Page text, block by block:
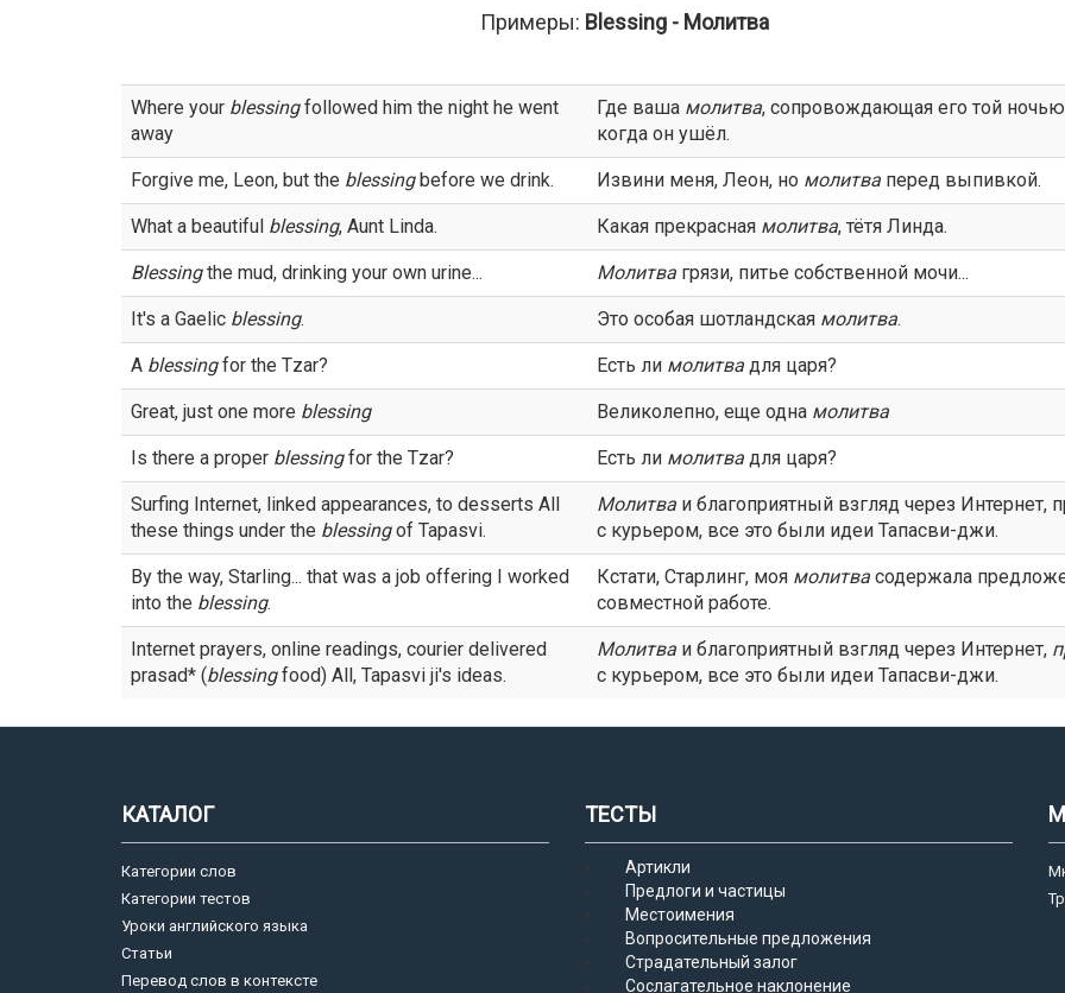
Примеры: Blessing - Молитва
Where your blessingfollowed him the night he went
away
Где ваша молитва, сопровождающая его той
когда он ушёл.
Forgive me, Leon, but the blessingbefore we drink. Извини меня, Леон, но молитва перед выпивкой.
What a beautiful blessing, Aunt Linda. Какая прекрасная молитва, тётя Линда.
Blessingthe mud, drinking your own urine... Молитва грязи, питье собственной мочи...
It's a Gaelic blessing. Это особая шотландская молитва.
A blessingfor the Tzar? Есть ли молитва для царя?
Great, just one more blessing Великолепно, еще одна молитва
Is there a proper blessingfor the Tzar? Есть ли молитва для царя?
Surfing Internet, linked appearances, to desserts All
these things under the blessingof Tapasvi.
Молитва и благоприятный взгляд через Интернет,
с курьером, все это были идеи Тапасви-джи.
By the way, Starling... that was a job offering I worked
into the blessing.
Кстати, Старлинг, моя молитва содержала
совместной работе.
Internet prayers, online readings, courier delivered
prasad* (blessingfood) All, Tapasvi ji's ideas.
Молитва и благоприятный взгляд через Интернет,
с курьером, все это были идеи Тапасви-джи.
КАТАЛОГ
Категории слов
Категории тестов
Уроки английского языка
Статьи
Перевод слов в контексте
ТЕСТЫ
Артикли
Предлоги и частицы
Местоимения
Вопросительные предложения
Страдательный залог
Сослагательное наклонение